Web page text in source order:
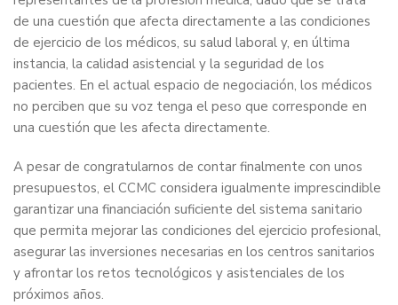
de una cuestión que afecta directamente a las condiciones
de ejercicio de los médicos, su salud laboral y, en última
instancia, la calidad asistencial y la seguridad de los
pacientes. En el actual espacio de negociación, los médicos
no perciben que su voz tenga el peso que corresponde en
una cuestión que les afecta directamente.
A pesar de congratularnos de contar finalmente con unos
presupuestos, el CCMC considera igualmente imprescindible
garantizar una financiación suficiente del sistema sanitario
que permita mejorar las condiciones del ejercicio profesional,
asegurar las inversiones necesarias en los centros sanitarios
y afrontar los retos tecnológicos y asistenciales de los
próximos años.